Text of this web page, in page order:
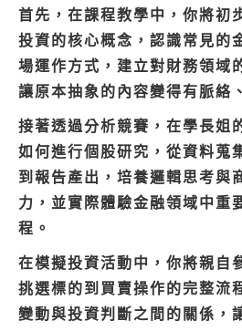
首先，在課程教學中，你將初
投資的核心概念，認識常見的
場運作方式，建立對財務領域
讓原本抽象的內容變得有脈絡
接著透過分析競賽，在學長姐
如何進行個股研究，從資料蒐
到報告產出，培養邏輯思考與
力，並實際體驗金融領域中重
程。
在模擬投資活動中，你將親自
挑選標的到買賣操作的完整流
變動與投資判斷之間的關係，